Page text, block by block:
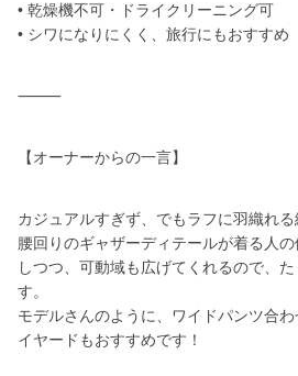
• 乾燥機不可・ドライクリーニング可
• シワになりにくく、旅行にもおすすめ
⸻
【オーナーからの一言】
カジュアルすぎず、でもラフに羽織れる
腰回りのギャザーディテールが着る人
しつつ、可動域も広げてくれるので、
す。
モデルさんのように、ワイドパンツ合
イヤードもおすすめです！